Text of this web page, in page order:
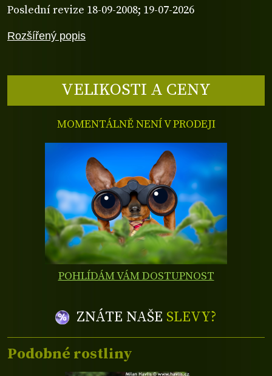
Rozšířený popis
Poslední revize 18-09-2008; 19-07-2026
VELIKOSTI A CENY
MOMENTÁLNĚ NENÍ V PRODEJI
POHLÍDÁM VÁM DOSTUPNOST
ZNÁTE NAŠE SLEVY?
Podobné rostliny